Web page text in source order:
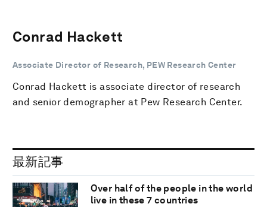
Conrad Hackett
Associate Director of Research, PEW Research Center
Conrad Hackett is associate director of research
and senior demographer at Pew Research Center.
最新記事
Over half of the people in the world
live in these 7 countries